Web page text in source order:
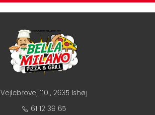
Vejlebrovej 110 , 2635 Ishøj
61 12 39 65